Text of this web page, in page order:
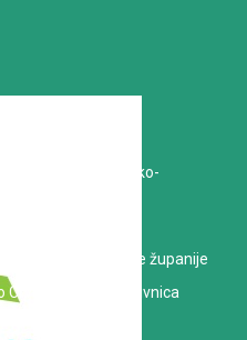
zdravstvo Koprivničko-
Bardek
križevačke županije
Crvenog križa Koprivnica